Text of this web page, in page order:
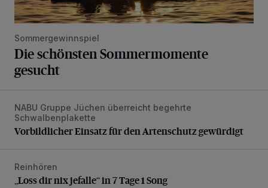
Sommergewinnspiel
Die schönsten Sommermomente
gesucht
Vorbildlicher Einsatz für den Artenschutz gewürdigt
NABU Gruppe Jüchen überreicht begehrte
Schwalbenplakette
Vorbildlicher Einsatz für den Artenschutz gewürdigt
„Loss dir nix jefalle“ in 7 Tage 1 Song
Reinhören
„Loss dir nix jefalle“ in 7 Tage 1 Song